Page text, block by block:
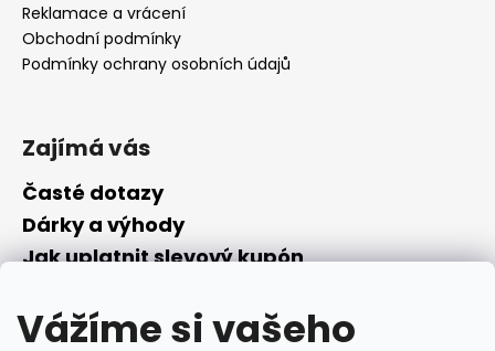
Vážíme si vašeho
Reklamace a vrácení
Obchodní podmínky
Podmínky ochrany osobních údajů
Zajímá vás
Časté dotazy
Dárky a výhody
Jak uplatnit slevový kupón
Převodník parfémů